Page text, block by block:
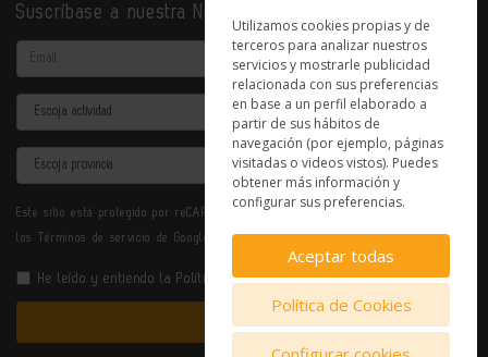
Suscríbase a nuestra Newsletter
Email
Actividad
Provincia
Este sitio está protegido por reCAPTCHA y se aplican la
los Términos de servicio de Google.
He leído y entiendo la Política de Privacidad
Enviar
Utilizamos cookies propias y de
terceros para analizar nuestros
servicios y mostrarle publicidad
relacionada con sus preferencias
en base a un perfil elaborado a
partir de sus hábitos de
navegación (por ejemplo, páginas
visitadas o videos vistos). Puedes
obtener más información y
configurar sus preferencias.
Aceptar todas
Política de Cookies